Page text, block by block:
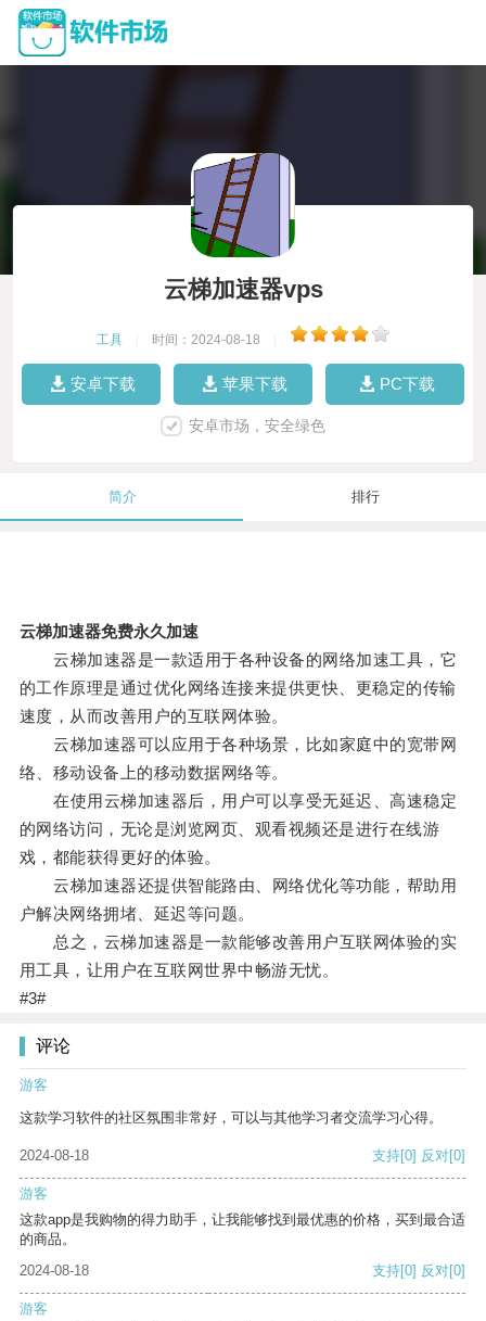
云梯加速器vps
工具 时间：2024-08-18
安卓下载 苹果下载 PC下载
安卓市场，安全绿色
简介 排行
云梯加速器免费永久加速
云梯加速器是一款适用于各种设备的网络加速工具，它
的工作原理是通过优化网络连接来提供更快、更稳定的传输
速度，从而改善用户的互联网体验。
云梯加速器可以应用于各种场景，比如家庭中的宽带网
络、移动设备上的移动数据网络等。
在使用云梯加速器后，用户可以享受无延迟、高速稳定
的网络访问，无论是浏览网页、观看视频还是进行在线游
戏，都能获得更好的体验。
云梯加速器还提供智能路由、网络优化等功能，帮助用
户解决网络拥堵、延迟等问题。
总之，云梯加速器是一款能够改善用户互联网体验的实
用工具，让用户在互联网世界中畅游无忧。
#3#
评论
游客
这款学习软件的社区氛围非常好，可以与其他学习者交流学习心得。
2024-08-18 支持[0] 反对[0]
游客
这款app是我购物的得力助手，让我能够找到最优惠的价格，买到最合适
的商品。
2024-08-18
支持[0] 反对[0]
游客